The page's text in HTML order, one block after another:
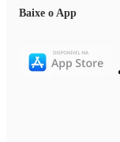
Baixe o App